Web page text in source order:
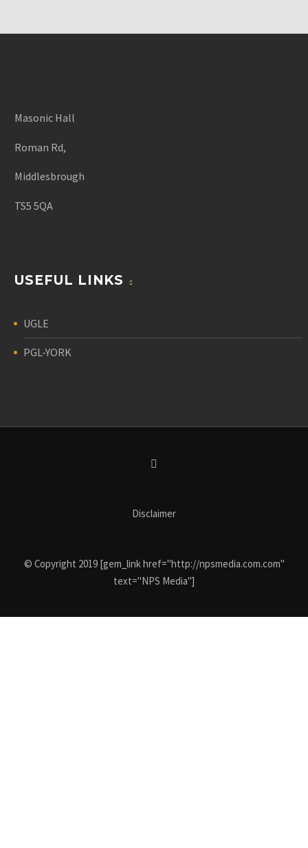
Masonic Hall
Roman Rd,
Middlesbrough
TS5 5QA
USEFUL LINKS
UGLE
PGL-YORK
Disclaimer
© Copyright 2019 [gem_link href="http://npsmedia.com.com"
text="NPS Media"]